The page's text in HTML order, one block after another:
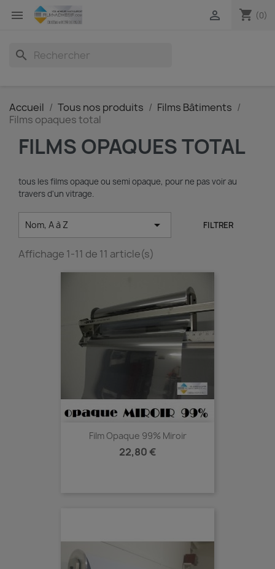
 shopping_cart (0)

search
Accueil Tous nos produits
Films Bâtiments
Films opaques total
FILMS OPAQUES TOTAL
tous les films opaque ou semi opaque, pour ne pas voir au
travers d'un vitrage.
Nom, A à Z  FILTRER
Affichage 1-11 de 11 article(s)
Film Opaque 99% Miroir
Prix
22,80 €